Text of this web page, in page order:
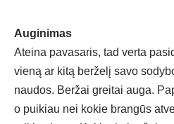
Au­gi­ni­mas
Atei­na pa­va­sa­ris, tad ver­ta
vie­ną ar ki­tą ber­že­lį sa­vo
nau­dos. Ber­žai grei­tai au­ga.
o pui­kiau nei ko­kie bran­gūs